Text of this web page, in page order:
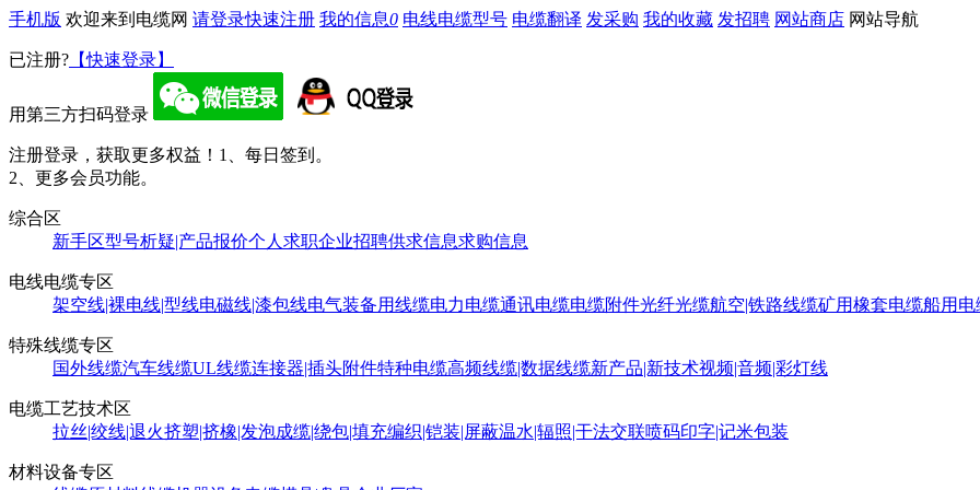
手机版 欢迎来到电缆网 请登录快速注册 我的信息0 电线电缆型号 电缆翻译 发采购 我的收藏 发招聘 网站商店 网站导航
已注册? 【快速登录】
用第三方扫码登录
注册登录，获取更多权益！ 1、每日签到。
2、更多会员功能。
综合区
新手区型号析疑|产品报价个人求职企业招聘供求信息求购信息
电线电缆专区
架空线|裸电线|型线电磁线|漆包线电气装备用线缆电力电缆通讯电缆电缆附件光纤光缆航空|铁路线缆矿用橡套电缆船用电
特殊线缆专区
国外线缆汽车线缆UL线缆连接器|插头附件特种电缆高频线缆|数据线缆新产品|新技术视频|音频|彩灯线
电缆工艺技术区
拉丝|绞线|退火挤塑|挤橡|发泡成缆|绕包|填充编织|铠装|屏蔽温水|辐照|干法交联喷码印字|记米包装
材料设备专区